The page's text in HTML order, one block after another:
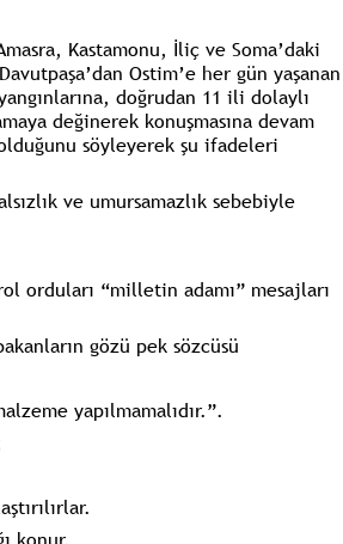
Kastamonu, İliç ve Soma’daki
Ostim’e her gün yaşanan
doğrudan 11 ili dolaylı
değinerek konuşmasına devam
söyleyerek şu ifadeleri
ve umursamazlık sebebiyle
orduları “milletin adamı” mesajları
gözü pek sözcüsü
yapılmamalıdır.”.